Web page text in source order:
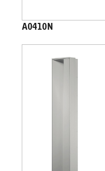
A0410N